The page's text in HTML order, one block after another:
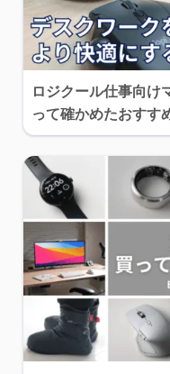
ロジクール仕事向け
って確かめたおすす